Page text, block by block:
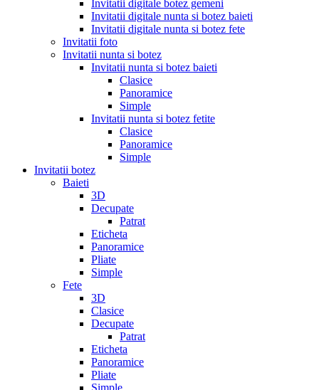
Invitatii digitale botez gemeni
Invitatii digitale nunta si botez baieti
Invitatii digitale nunta si botez fete
Invitatii foto
Invitatii nunta si botez
Invitatii nunta si botez baieti
Clasice
Panoramice
Simple
Invitatii nunta si botez fetite
Clasice
Panoramice
Simple
Invitatii botez
Baieti
3D
Decupate
Patrat
Eticheta
Panoramice
Pliate
Simple
Fete
3D
Clasice
Decupate
Patrat
Eticheta
Panoramice
Pliate
Simple